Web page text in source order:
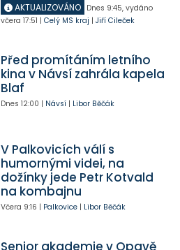
AKTUALIZOVÁNO Dnes 9:45, vydáno
včera 17:51 | Celý MS kraj | Jiří Cileček
Před promítáním letního
kina v Návsí zahrála kapela
Blaf
Dnes 12:00 | Návsí| Libor Běčák
V Palkovicích válí s
humornými videi, na
dožínky jede Petr Kotvald
na kombajnu
Včera 9:16 | Palkovice| Libor Běčák